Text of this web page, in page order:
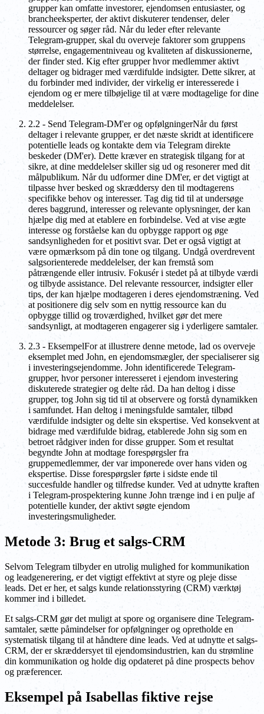
grupper kan omfatte investorer, ejendomsen entusiaster, og
brancheeksperter, der aktivt diskuterer tendenser, deler
ressourcer og søger råd. Når du leder efter relevante
Telegram-grupper, skal du overveje faktorer som gruppens
størrelse, engagementniveau og kvaliteten af diskussionerne,
der finder sted. Kig efter grupper hvor medlemmer aktivt
deltager og bidrager med værdifulde indsigter. Dette sikrer, at
du forbinder med individer, der virkelig er interesserede i
ejendom og er mere tilbøjelige til at være modtagelige for dine
meddelelser.
2.2 - Send Telegram-DM'er og opfølgningerNår du først
deltager i relevante grupper, er det næste skridt at identificere
potentielle leads og kontakte dem via Telegram direkte
beskeder (DM'er). Dette kræver en strategisk tilgang for at
sikre, at dine meddelelser skiller sig ud og resonerer med dit
målpublikum. Når du udformer dine DM'er, er det vigtigt at
tilpasse hver besked og skræddersy den til modtagerens
specifikke behov og interesser. Tag dig tid til at undersøge
deres baggrund, interesser og relevante oplysninger, der kan
hjælpe dig med at etablere en forbindelse. Ved at vise ægte
interesse og forståelse kan du opbygge rapport og øge
sandsynligheden for et positivt svar. Det er også vigtigt at
være opmærksom på din tone og tilgang. Undgå overdrevent
salgsorienterede meddelelser, der kan fremstå som
påtrængende eller intrusiv. Fokusér i stedet på at tilbyde værdi
og tilbyde assistance. Del relevante ressourcer, indsigter eller
tips, der kan hjælpe modtageren i deres ejendomstræning. Ved
at positionere dig selv som en nyttig ressource kan du
opbygge tillid og troværdighed, hvilket gør det mere
sandsynligt, at modtageren engagerer sig i yderligere samtaler.
2.3 - EksempelFor at illustrere denne metode, lad os overveje
eksemplet med John, en ejendomsmægler, der specialiserer sig
i investeringsejendomme. John identificerede Telegram-
grupper, hvor personer interesseret i ejendom investering
diskuterede strategier og delte råd. Da han deltog i disse
grupper, tog John sig tid til at observere og forstå dynamikken
i samfundet. Han deltog i meningsfulde samtaler, tilbød
værdifulde indsigter og delte sin ekspertise. Ved konsekvent at
bidrage med værdifulde bidrag, etablerede John sig som en
betroet rådgiver inden for disse grupper. Som et resultat
begyndte John at modtage forespørgsler fra
gruppemedlemmer, der var imponerede over hans viden og
ekspertise. Disse forespørgsler førte i sidste ende til
succesfulde handler og tilfredse kunder. Ved at udnytte kraften
i Telegram-prospektering kunne John trænge ind i en pulje af
potentielle kunder, der aktivt søgte ejendom
investeringsmuligheder.
Metode 3: Brug et salgs-CRM
Selvom Telegram tilbyder en utrolig mulighed for kommunikation
og leadgenerering, er det vigtigt effektivt at styre og pleje disse
leads. Det er her, et salgs kunde relationsstyring (CRM) værktøj
kommer ind i billedet.
Et salgs-CRM gør det muligt at spore og organisere dine Telegram-
samtaler, sætte påmindelser for opfølgninger og opretholde en
systematisk tilgang til at håndtere dine leads. Ved at udnytte et salgs-
CRM, der er skræddersyet til ejendomsindustrien, kan du strømline
din kommunikation og holde dig opdateret på dine prospects behov
og præferencer.
Eksempel på Isabellas fiktive rejse